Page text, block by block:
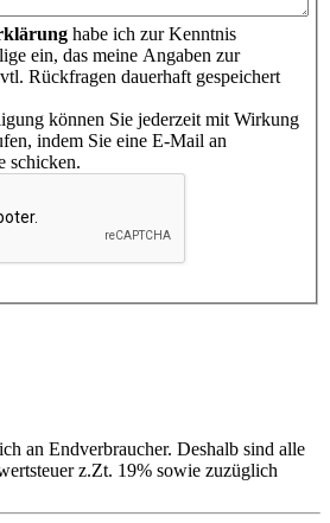
habe ich zur Kenntnis
ein, das meine Angaben zur
Rückfragen dauerhaft gespeichert
können Sie jederzeit mit Wirkung
indem Sie eine E-Mail an
schicken.
an Endverbraucher. Deshalb sind alle
z.Zt. 19% sowie zuzüglich